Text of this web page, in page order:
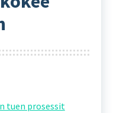
tuen prosessit